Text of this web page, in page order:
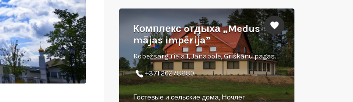
Комплекс oтдыха „Medus
mājas impērija”
Robežsargu iela 1, Janapole, Griškānu pagasts, Rēzeknes novads
+371 26278889
Гостевые и сельские дома, Ночлег